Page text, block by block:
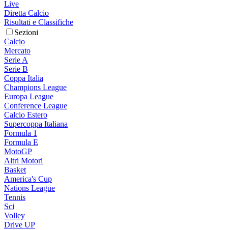
Live
Diretta Calcio
Risultati e Classifiche
Sezioni
Calcio
Mercato
Serie A
Serie B
Coppa Italia
Champions League
Europa League
Conference League
Calcio Estero
Supercoppa Italiana
Formula 1
Formula E
MotoGP
Altri Motori
Basket
America's Cup
Nations League
Tennis
Sci
Volley
Drive UP